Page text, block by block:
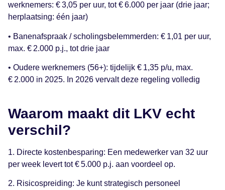
werknemers: € 3,05 per uur, tot € 6.000 per jaar (drie jaar;
herplaatsing: één jaar)
• Banenafspraak / scholingsbelemmerden: € 1,01 per uur,
max. € 2.000 p.j., tot drie jaar
• Oudere werknemers (56+): tijdelijk € 1,35 p/u, max.
€ 2.000 in 2025. In 2026 vervalt deze regeling volledig
Waarom maakt dit LKV echt
verschil?
1. Directe kostenbesparing: Een medewerker van 32 uur
per week levert tot € 5.000 p.j. aan voordeel op.
2. Risicospreiding: Je kunt strategisch personeel